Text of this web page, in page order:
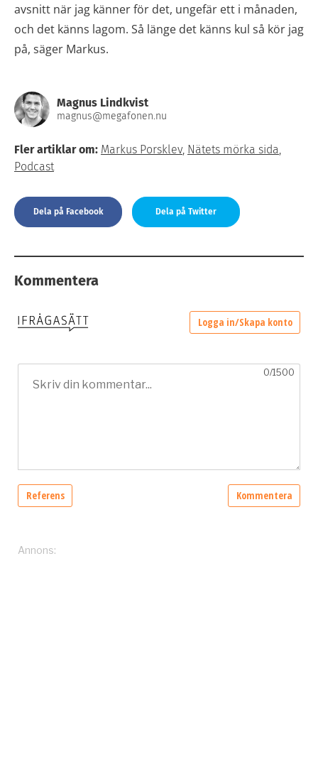
avsnitt när jag känner för det, ungefär ett i månaden,
och det känns lagom. Så länge det känns kul så kör jag
på, säger Markus.
Magnus Lindkvist
magnus@megafonen.nu
Fler artiklar om: Markus Porsklev, Nätets mörka sida
Podcast
Dela på Facebook Dela på Twitter
Kommentera